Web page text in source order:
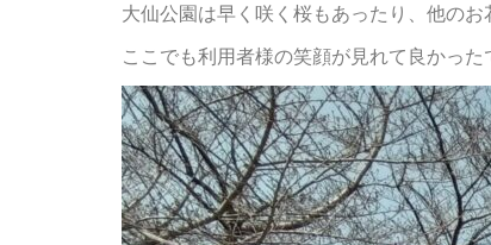
大仙公園は早く咲く桜もあったり、他の
ここでも利用者様の笑顔が見れて良かった